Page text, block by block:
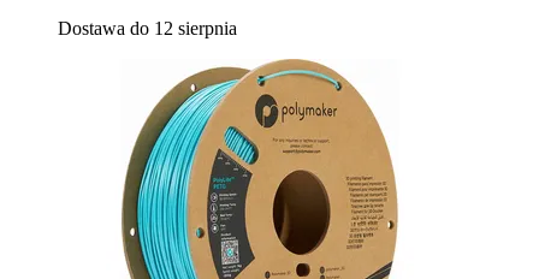
Dostawa do 12 sierpnia